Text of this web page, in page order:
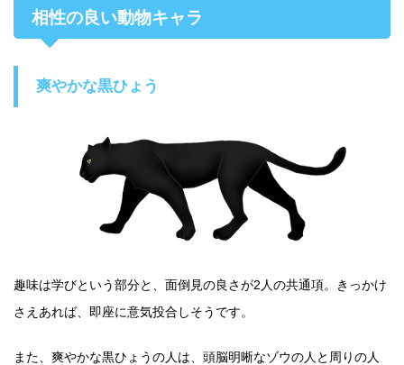
相性の良い動物キャラ
爽やかな黒ひょう
趣味は学びという部分と、面倒見の良さが2人の共通項。きっかけ
さえあれば、即座に意気投合しそうです。
また、爽やかな黒ひょうの人は、頭脳明晰なゾウの人と周りの人